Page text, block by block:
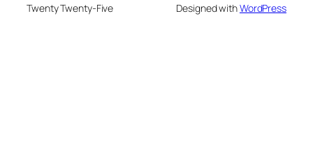
Twenty Twenty-Five Designed withWordPress